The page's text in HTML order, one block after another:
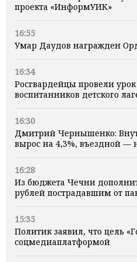
проекта «ИнформУИК»
16:55
Умар Даудов награжден
16:34
Росгвардейцы провели
воспитанников детского
16:30
Дмитрий Чернышенко:
вырос на 4,3%, въездной —
16:28
Из бюджета Чечни
рублей пострадавшим от
15:35
Политик заявил, что цель
соцмедиаплатформой